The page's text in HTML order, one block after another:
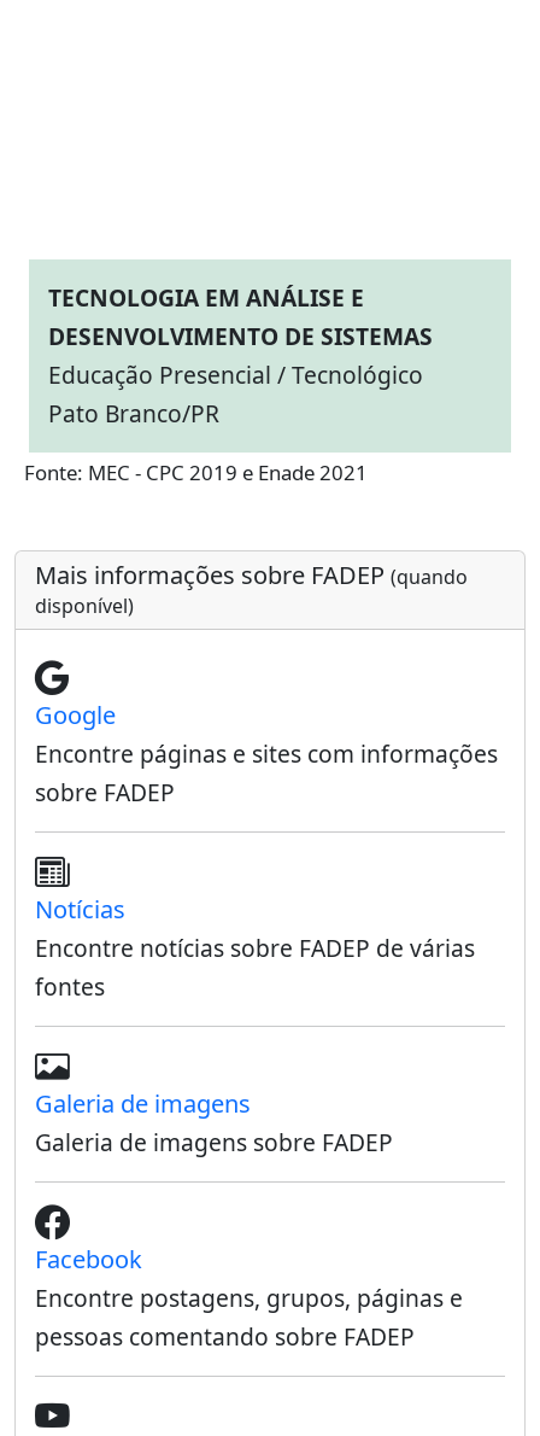
TECNOLOGIA EM ANÁLISE E
DESENVOLVIMENTO DE SISTEMAS
Educação Presencial / Tecnológico
Pato Branco/PR
Fonte: MEC - CPC 2019 e Enade 2021
Mais informações sobre FADEP (quando
disponível)
Google
Encontre páginas e sites com informações
sobre FADEP
Notícias
Encontre notícias sobre FADEP de várias
fontes
Galeria de imagens
Galeria de imagens sobre FADEP
Facebook
Encontre postagens, grupos, páginas e
pessoas comentando sobre FADEP